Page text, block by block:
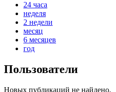
24 часа
неделя
2 недели
месяц
6 месяцев
год
Пользователи
Новых публикаций не найдено.